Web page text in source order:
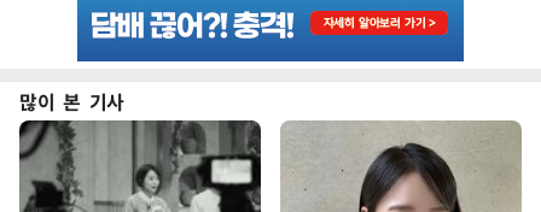
많이 본 기사